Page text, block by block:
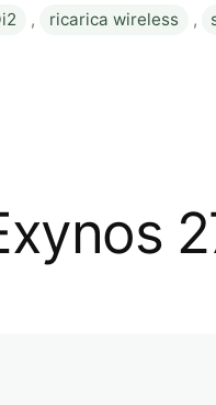
, ricarica wireless ,